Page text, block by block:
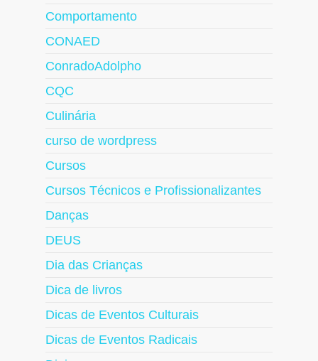
Comportamento
CONAED
ConradoAdolpho
CQC
Culinária
curso de wordpress
Cursos
Cursos Técnicos e Profissionalizantes
Danças
DEUS
Dia das Crianças
Dica de livros
Dicas de Eventos Culturais
Dicas de Eventos Radicais